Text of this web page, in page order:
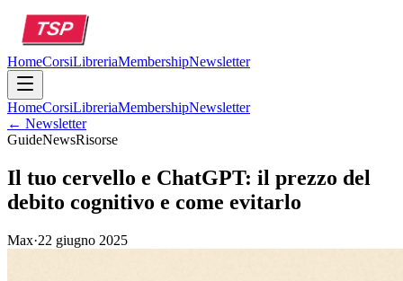
HomeCorsiLibreriaMembershipNewsletter
HomeCorsiLibreriaMembershipNewsletter
← Newsletter
GuideNewsRisorse
Il tuo cervello e ChatGPT: il prezzo del
debito cognitivo e come evitarlo
Max·22 giugno 2025